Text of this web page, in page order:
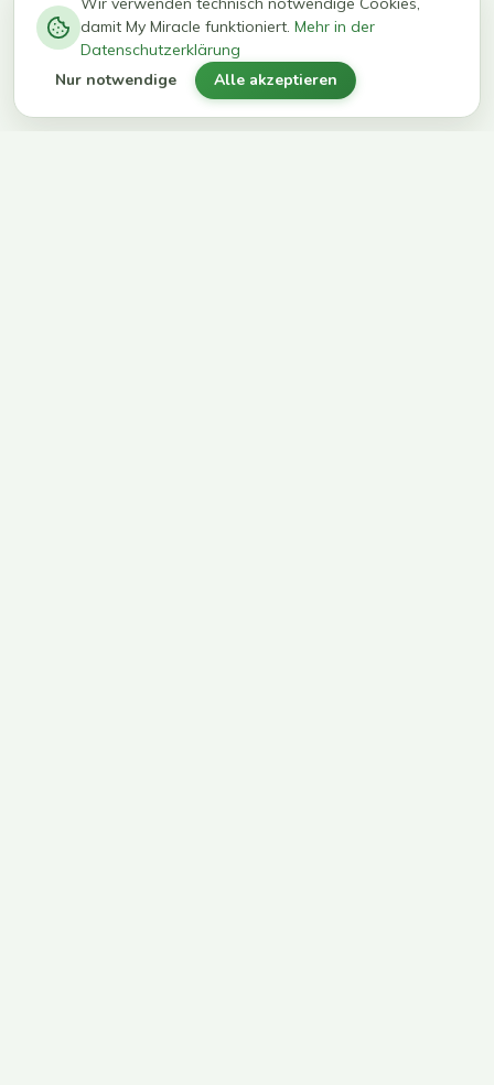
kg in 12
Wochen
erreichen
ihr Ziel
damit My Miracle funktioniert. Mehr in der
Datenschutzerklärung
Nur notwendige Alle akzeptieren